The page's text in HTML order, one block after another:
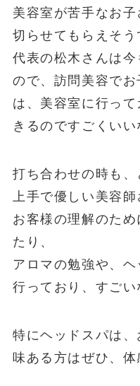
美容室が苦手なお
切らせてもらえそう
代表の松木さんは
ので、訪問美容で
は、美容室に行っ
きるのですごくいい
打ち合わせの時も
上手で優しい美容師
お客様の理解のた
たり、
アロマの勉強や、
行っており、すごい
特にヘッドスパは
味ある方はぜひ、体